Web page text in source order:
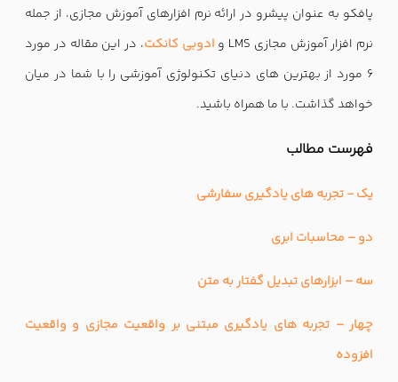
پافکو به عنوان پیشرو در ارائه نرم افزارهای آموزش مجازی، از جمله
نرم افزار آموزش مجازی LMS و
ادوبی کانکت، در این مقاله در مورد
6 مورد از بهترین های دنیای تکنولوژی آموزشی را با شما در میان
خواهد گذاشت. با ما همراه باشید.
فهرست مطالب
یک - تجربه های یادگیری سفارشی
دو – محاسبات ابری
سه – ابزارهای تبدیل گفتار به متن
چهار – تجربه های یادگیری مبتنی بر واقعیت مجازی و واقعیت
افزوده